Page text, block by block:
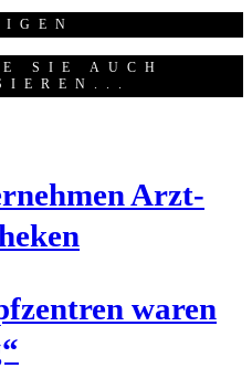
SIE AUCH
Arzt­
waren